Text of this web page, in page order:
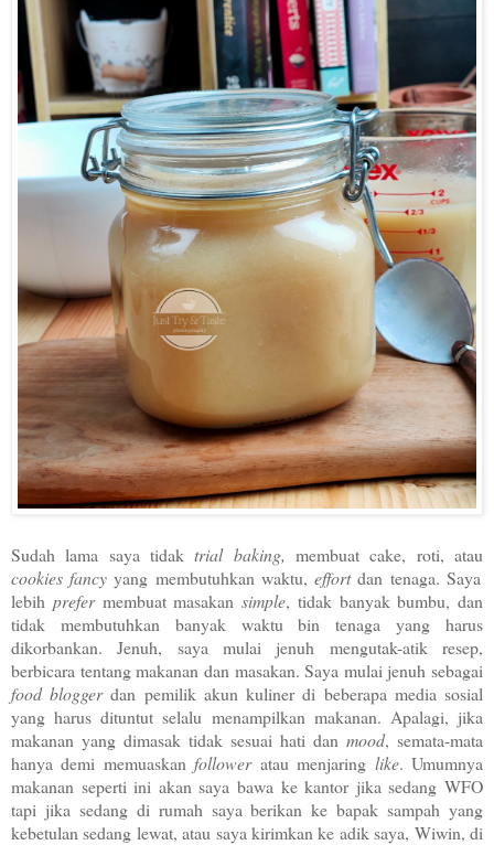
Sudah lama saya tidaktrial baking,membuat cake, roti, atau
cookies fancy yang membutuhkan waktu,effortdan tenaga. Saya
lebih prefermembuat masakan simple, tidak banyak bumbu, dan
tidak membutuhkan banyak waktu bin tenaga yang harus
dikorbankan. Jenuh, saya mulai jenuh mengutak-atik resep,
berbicara tentang makanan dan masakan. Saya mulai jenuh sebagai
food bloggerdan pemilik akun kuliner di beberapa media sosial
yang harus dituntut selalu menampilkan makanan. Apalagi, jika
makanan yang dimasak tidak sesuai hati dan mood, semata-mata
hanya demi memuaskanfolloweratau menjaring like. Umumnya
makanan seperti ini akan saya bawa ke kantor jika sedang WFO
tapi jika sedang di rumah saya berikan ke bapak sampah yang
kebetulan sedang lewat, atau saya kirimkan ke adik saya, Wiwin, di